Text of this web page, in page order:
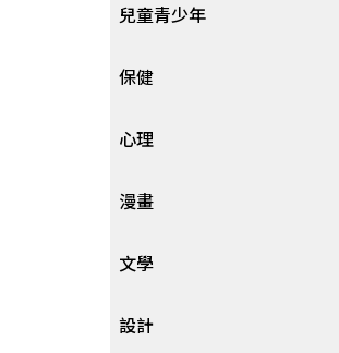
其他語言
中文
哲學
歷史地理
歷史人物傳記
兩岸國際
生涯規劃
經營管理、成功學
商學、經濟學
投資理財
人物傳記
職場工作術
技能檢定
電玩攻略
其他
天文地理
物理化學
科普
數學
航空
體育運動
音樂、樂譜
繪畫/書法
攝影
電影
棋藝桌遊
兒童青少年
0~3歲
4~8歲
8~12歲
12~18歲
遊戲書
保健
家庭、親子
疾病養生
醫療人文
心理
心理學
勵志成長
人際關係
漫畫
漫畫
圖文繪本
文學
中文文學
設計